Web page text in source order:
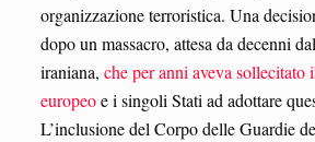
organizzazione terroristica. Una
dopo un massacro, attesa da decenni
iraniana, che per anni aveva sollecitato
europeoe i singoli Stati ad adottare
L’inclusione del Corpo delle Guardie